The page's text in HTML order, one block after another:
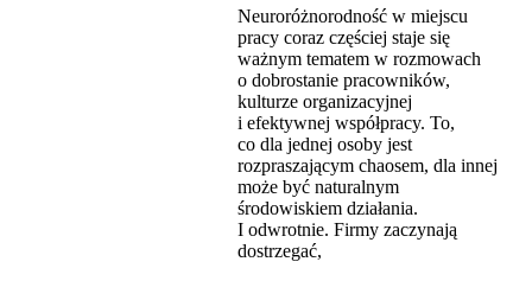
Neuroróżnorodność w miejscu
pracy coraz częściej staje się
ważnym tematem w rozmowach
o dobrostanie pracowników,
kulturze organizacyjnej
i efektywnej współpracy. To,
co dla jednej osoby jest
rozpraszającym chaosem, dla innej
może być naturalnym
środowiskiem działania.
I odwrotnie. Firmy zaczynają
dostrzegać,